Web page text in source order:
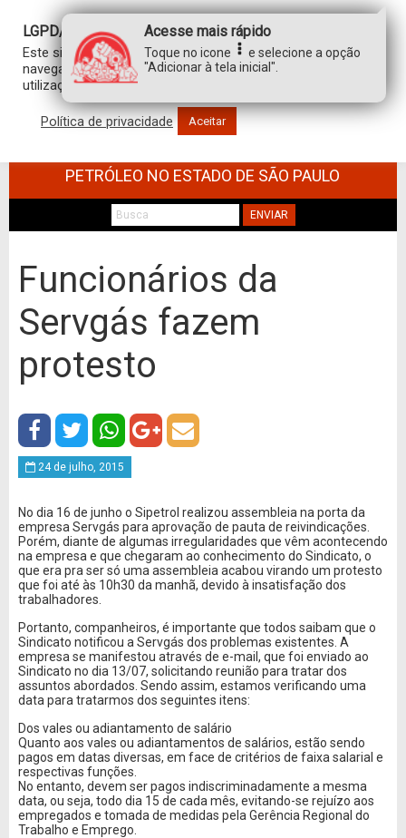
SINDICATO DOS TRABALHADORES NO
PETRÓLEO NO ESTADO DE SÃO PAULO
ENVIAR
Funcionários da
Servgás fazem
protesto
24 de julho, 2015
No dia 16 de junho o Sipetrol realizou assembleia na porta da
empresa Servgás para aprovação de pauta de reivindicações.
Porém, diante de algumas irregularidades que vêm acontecendo
na empresa e que chegaram ao conhecimento do Sindicato, o
que era pra ser só uma assembleia acabou virando um protesto
que foi até às 10h30 da manhã, devido à insatisfação dos
trabalhadores.
Portanto, companheiros, é importante que todos saibam que o
Sindicato notificou a Servgás dos problemas existentes. A
empresa se manifestou através de e-mail, que foi enviado ao
Sindicato no dia 13/07, solicitando reunião para tratar dos
assuntos abordados. Sendo assim, estamos verificando uma
data para tratarmos dos seguintes itens:
Dos vales ou adiantamento de salário
Quanto aos vales ou adiantamentos de salários, estão sendo
pagos em datas diversas, em face de critérios de faixa salarial e
respectivas funções.
No entanto, devem ser pagos indiscriminadamente a mesma
data, ou seja, todo dia 15 de cada mês, evitando-se rejuízo aos
empregados e tomada de medidas pela Gerência Regional do
Trabalho e Emprego.
LGPD/GDPR
Este site usa cookies para personalizar sua experiência de
navegação. Ao clicar em “aceitar”, você concorda com a
utilização de TODOS os cookies.
Política de privacidade Aceitar
Acesse mais rápido
Toque no icone
e selecione a opção
"Adicionar à tela inicial".